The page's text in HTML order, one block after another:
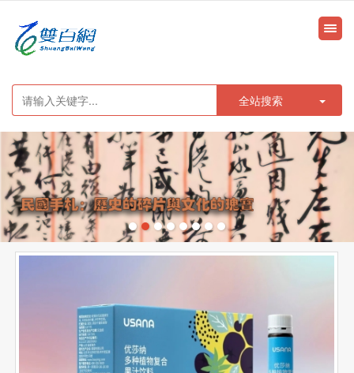
很遗憾，因您的浏览器版本过低导致无法获得最佳浏览体验，推荐下载安装谷歌浏览器！
全站搜索